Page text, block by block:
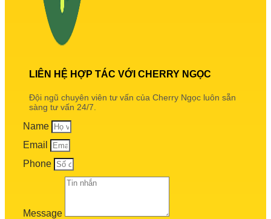
LIÊN HỆ HỢP TÁC VỚI CHERRY NGỌC
Đội ngũ chuyên viên tư vấn của Cherry Ngọc luôn sẵn
sàng tư vấn 24/7.
Name
Email
Phone
Message